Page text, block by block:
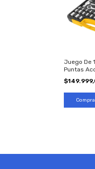
Juego De
Puntas